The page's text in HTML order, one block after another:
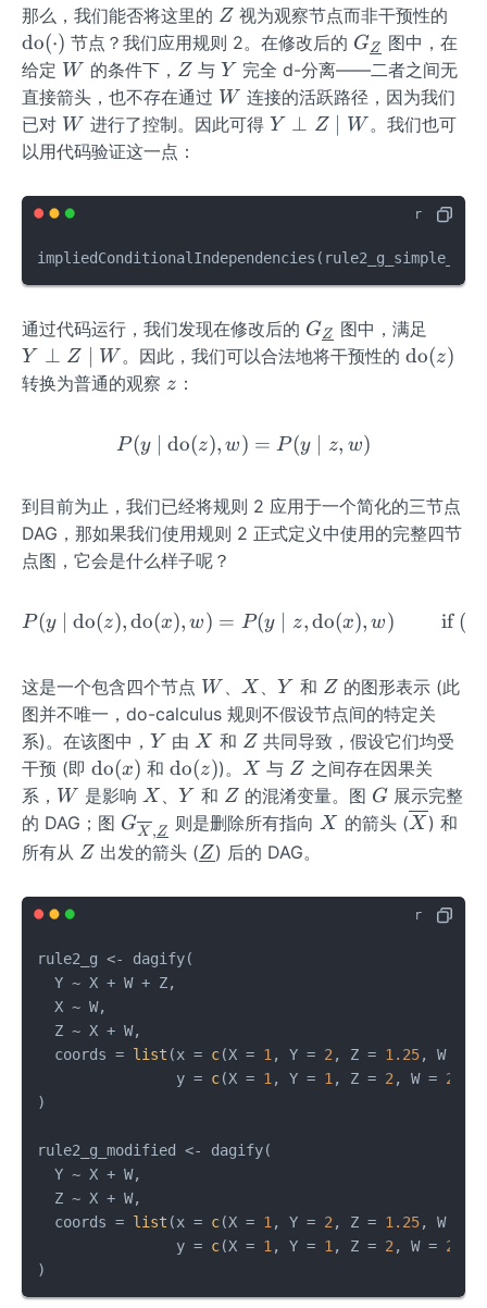
那么，我们能否将这里的 Z
Z 视为观察节点而非干预性的
pe
rat
or
na
me
(\c
t)
do(⋅) 节点？我们应用规则 2。在修改后的 G_
{\un
derli
ne
GZ
图中，在
给定 W
W 的条件下， Z
Z 与Y
Y 完全 d-分离——二者之间无
直接箭头，也不存在通过 W
W 连接的活跃路径，因为我们
已对 W
W 进行了控制。因此可得 Y
Z
Y ⊥ Z W 。我们也可
以用代码验证这一点：
impliedConditionalIndependencies (
通过代码运行，我们发现在修改后的 G_
{\un
GZ 图中，满足
\p
Y ⊥ Z W 。因此，我们可以合法地将干预性的 \o
m
e
do(z)
转换为普通的观察 z
z ：
P(y \mid
P(y do(z), w) = P (y z, w)
到目前为止，我们已经将规则 2 应用于一个简化的三节点
DAG，那如果我们使用规则 2 正式定义中使用的完整四节
点图，它会是什么样子呢？
P(y \mid
P(y do(z),do(x), w) = P(y z,do(x), w) if (
这是一个包含四个节点 W
W X
X 、Y
Y 和 Z
Z的图形表示 (此
图并不唯一，do-calculus 规则不假设节点间的特定关
系)。在该图中， Y
Y 由 X
X 和 Z
Z 共同导致，假设它们均受
干预 (即 \o
pe
rat
or
na
me
(x)
do(x) 和 \o
pe
ra
to
rn
a
{d
o}
do(z))。 X
X 与 Z
Z 之间存在因果关
系， W
W 是影响 X
X 、Y
Y 和 Z
Z的混淆变量。图 G
G展示完整
的 DAG；图 G_
{\ov
e
\un
derli
{Z}}
GX ,Z 则是删除所有指向 X
X 的箭头 (\ov
{X}
X ) 和
所有从 Z
Z 出发的箭头 (\un
ine
Z) 后的 DAG。
rule2_g <- dagify(
  Y
~ X + W + Z,
  X
~ W,
  Z
~ X + W,
  coords
= list (x = c(X = 1 , Y = 2 , Z = 1.25, W
                y
= c(X = 1 , Y = 1 , Z = 2 , W = 2
)
rule2_g_modified <- dagify(
  Y
~ X + W,
  Z
~ X + W,
  coords
= list (x = c(X = 1 , Y = 2 , Z = 1.25, W
                y
= c(X = 1 , Y = 1 , Z = 2 , W = 2
)